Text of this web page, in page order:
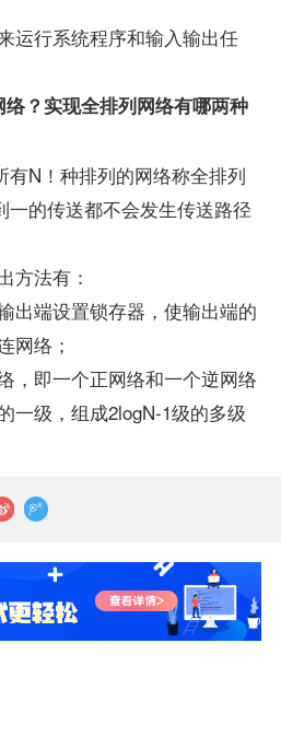
行系统程序和输入输出任
？实现全排列网络有哪两种
N！种排列的网络称全排列
一的传送都不会发生传送路径
法有：
端设置锁存器，使输出端的
网络；
即一个正网络和一个逆网络
一级，组成2logN-1级的多级